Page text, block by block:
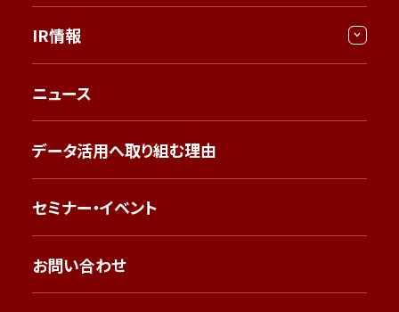
IR情報
ニュース
データ活用へ取り組む理由
セミナー・イベント
お問い合わせ